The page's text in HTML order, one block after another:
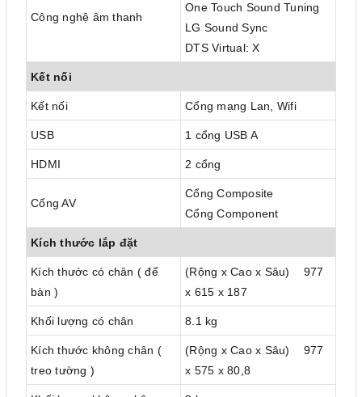
Công nghệ âm thanh
One Touch Sound Tuning
LG Sound Sync
DTS Virtual: X
Kết nối
Kết nối Cổng mạng Lan, Wifi
USB 1 cổng USB A
HDMI 2 cổng
Cổng AV
Cổng Composite
Cổng Component
Kích thước lắp đặt
Kích thước có chân ( để
bàn )
(Rộng x Cao x Sâu) 977
x 615 x 187
Khối lượng có chân 8.1 kg
Kích thước không chân (
treo tường )
(Rộng x Cao x Sâu) 977
x 575 x 80,8